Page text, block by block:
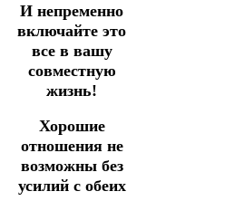
И непременно
включайте это
все в вашу
совместную
жизнь!
Хорошие
отношения не
возможны без
усилий с обеих